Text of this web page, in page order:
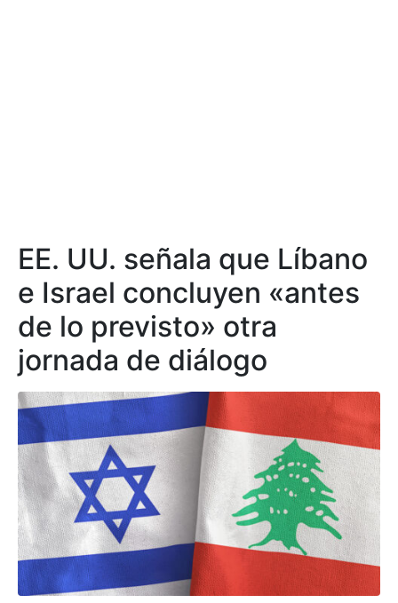
EE. UU. señala que Líbano
e Israel concluyen «antes
de lo previsto» otra
jornada de diálogo